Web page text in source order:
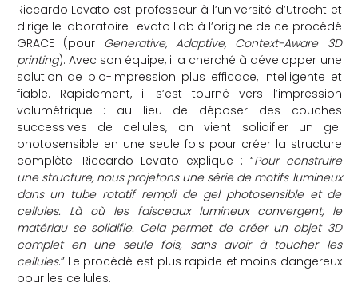
Riccardo Levato est professeur à l’université d’Utrecht et
dirige le laboratoire Levato Lab à l’origine de ce procédé
GRACE (pour Generative, Adaptive, Context-Aware 3D
printing). Avec son équipe, il a cherché à développer une
solution de bio-impression plus efficace, intelligente et
fiable. Rapidement, il s’est tourné vers l’impression
volumétrique : au lieu de déposer des couches
successives de cellules, on vient solidifier un gel
photosensible en une seule fois pour créer la structure
complète. Riccardo Levato explique : “Pour construire
une structure, nous projetons une série de motifs lumineux
dans un tube rotatif rempli de gel photosensible et de
cellules. Là où les faisceaux lumineux convergent, le
matériau se solidifie. Cela permet de créer un objet 3D
complet en une seule fois, sans avoir à toucher les
cellules.” Le procédé est plus rapide et moins dangereux
pour les cellules.